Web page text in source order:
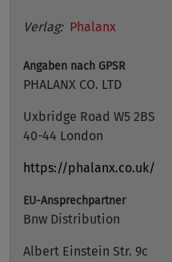
Verlag: Phalanx
Angaben nach GPSR
PHALANX CO. LTD
Uxbridge Road W5 2BS
40-44 London
https://phalanx.co.uk/
EU-Ansprechpartner
Bnw Distribution
Albert Einstein Str. 9c